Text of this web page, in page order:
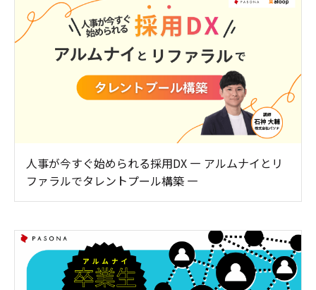
人事が今すぐ始められる採用DX ― アルムナイとリ
ファラルでタレントプール構築 ―